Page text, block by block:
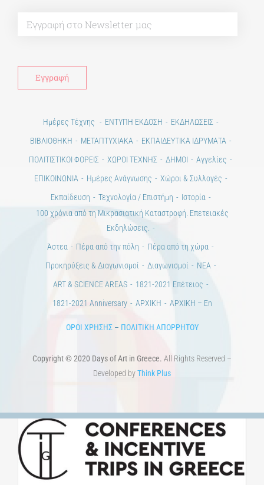
Ημέρες Τέχνης ΕΝΤΥΠΗ ΕΚΔΟΣΗ
ΕΚΔΗΛΩΣΕΙΣ
ΒΙΒΛΙΟΘΗΚΗ
ΜΕΤΑΠΤΥΧΙΑΚΑ
ΕΚΠΑΙΔΕΥΤΙΚΑ ΙΔΡΥΜΑΤΑ
ΠΟΛΙΤΙΣΤΙΚΟΙ ΦΟΡΕΙΣ
ΧΩΡΟΙ ΤΕΧΝΗΣ ΔΗΜΟΙ
Αγγελίες
ΕΠΙΚΟΙΝΩΝΙΑ
Ημέρες Ανάγνωσης
Χώροι & Συλλογές
Εκπαίδευση
Τεχνολογία / Επιστήμη
Ιστορία
100 χρόνια από τη Μικρασιατική Καταστροφή. Επετειακές
Εκδηλώσεις.
Άστεα
Πέρα από την πόλη
Πέρα από τη χώρα
Προκηρύξεις & Διαγωνισμοί
Διαγωνισμοί
ΝΕΑ
ART & SCIENCE AREAS
1821-2021 Επέτειος
1821-2021 Anniversary
ΑΡΧΙΚΗ ΑΡΧΙΚΗ – En
ΟΡΟΙ ΧΡΗΣΗΣ– ΠΟΛΙΤΙΚΗ ΑΠΟΡΡΗΤΟΥ
Copyright © 2020 Days of Art in Greece. All Rights Reserved –
Developed byThink Plus